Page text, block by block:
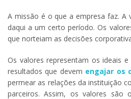
A missão é o que a empresa faz. A
daqui a um certo período. Os
que norteiam as decisões
Os valores representam os ideais
resultados que devem engajar os
permear as relações da instituição
parceiros. Assim, os valores são